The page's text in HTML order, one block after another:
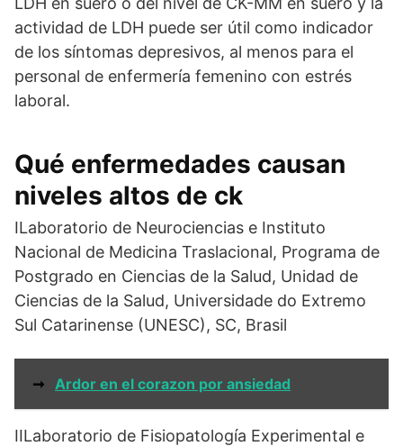
actividad de LDH puede ser útil como indicador
de los síntomas depresivos, al menos para el
personal de enfermería femenino con estrés
laboral.
Qué enfermedades causan
niveles altos de ck
ILaboratorio de Neurociencias e Instituto
Nacional de Medicina Traslacional, Programa de
Postgrado en Ciencias de la Salud, Unidad de
Ciencias de la Salud, Universidade do Extremo
Sul Catarinense (UNESC), SC, Brasil
➞ Ardor en el corazon por ansiedad
IILaboratorio de Fisiopatología Experimental e